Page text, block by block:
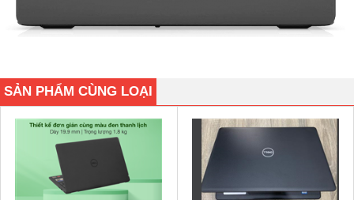
SẢN PHẨM CÙNG LOẠI